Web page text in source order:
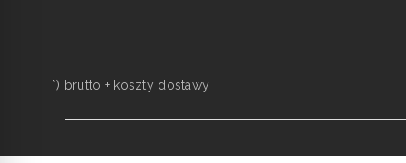
*) brutto + koszty dostawy